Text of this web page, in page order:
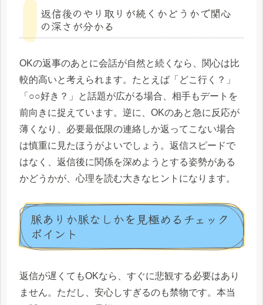
返信後のやり取りが続くかどうかで関心
の深さが分かる
OKの返事のあとに会話が自然と続くなら、関心は比
較的高いと考えられます。たとえば「どこ行く？」
「○○好き？」と話題が広がる場合、相手もデートを
前向きに捉えています。逆に、OKのあと急に反応が
薄くなり、必要最低限の連絡しか返ってこない場合
は慎重に見たほうがよいでしょう。返信スピードで
はなく、返信後に関係を深めようとする姿勢がある
かどうかが、心理を読む大きなヒントになります。
脈ありか脈なしかを見極めるチェック
ポイント
返信が遅くてもOKなら、すぐに悲観する必要はあり
ません。ただし、安心しすぎるのも禁物です。本当